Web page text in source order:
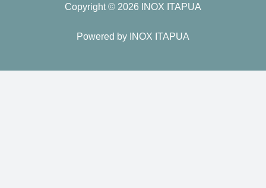
Copyright © 2026 INOX ITAPUA
Powered by INOX ITAPUA